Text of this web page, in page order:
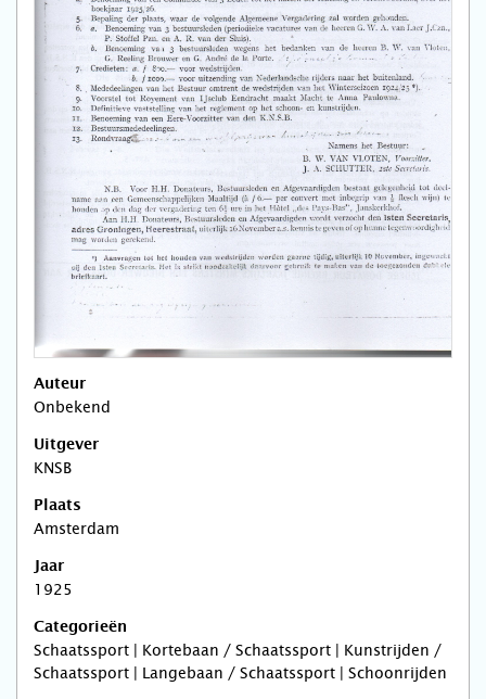
Auteur
Onbekend
Uitgever
KNSB
Plaats
Amsterdam
Jaar
1925
Categorieën
Schaatssport | Kortebaan / Schaatssport | Kunstrijden /
Schaatssport | Langebaan / Schaatssport | Schoonrijden